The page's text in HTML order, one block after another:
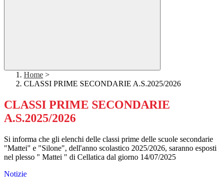
Home >
CLASSI PRIME SECONDARIE A.S.2025/2026
CLASSI PRIME SECONDARIE
A.S.2025/2026
Si informa che gli elenchi delle classi prime delle scuole secondarie
"Mattei" e "Silone", dell'anno scolastico 2025/2026, saranno esposti
nel plesso " Mattei " di Cellatica dal giorno 14/07/2025
Notizie